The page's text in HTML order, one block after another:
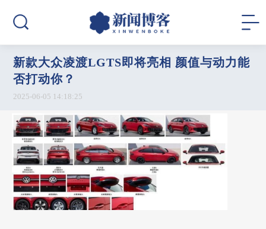
新款大众凌渡LGTS即将亮相 颜值与动力能
否打动你？
2025-06-05 14:18:25